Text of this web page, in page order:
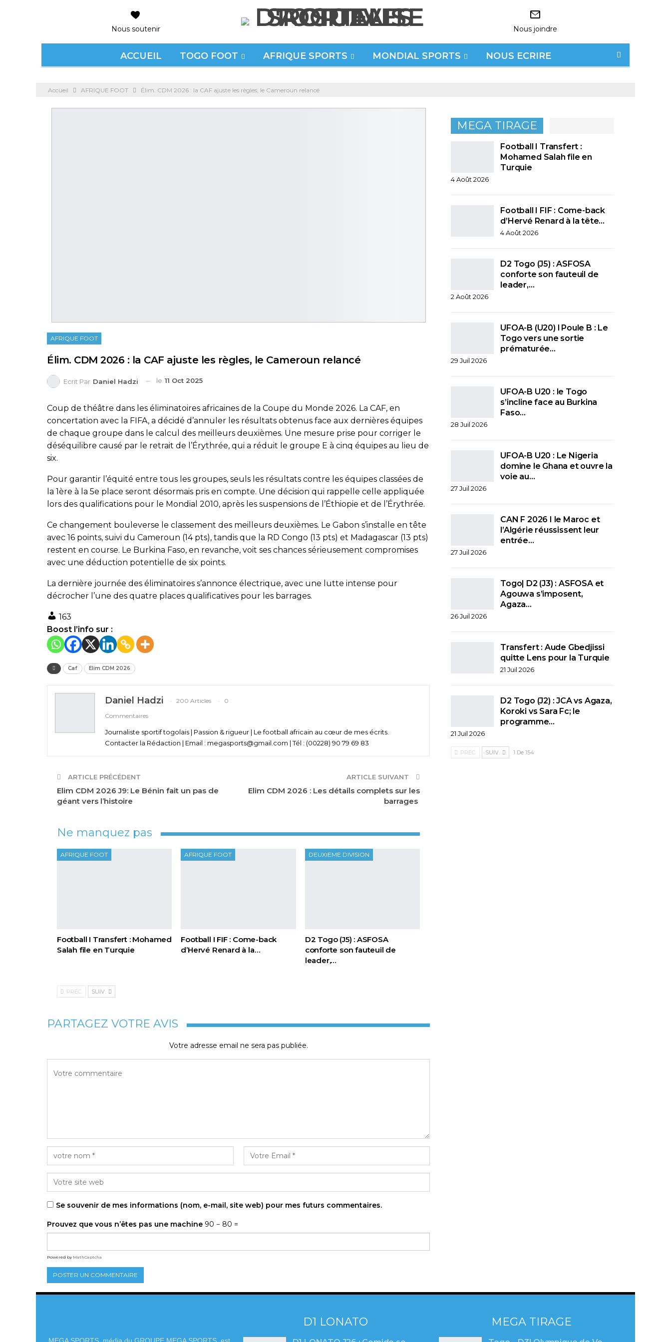
Nous soutenir Nous joindre
ACCUEIL TOGO FOOT AFRIQUE SPORTS MONDIAL SPORTS NOUS ECRIRE
Accueil AFRIQUE FOOT Élim. CDM 2026 : la CAF ajuste les règles, le Cameroun relancé
AFRIQUE FOOT
Élim. CDM 2026 : la CAF ajuste les règles, le Cameroun relancé
Ecrit Par Daniel Hadzi le 11 Oct 2025
Coup de théâtre dans les éliminatoires africaines de la Coupe du Monde 2026. La CAF, en
concertation avec la FIFA, a décidé d’annuler les résultats obtenus face aux dernières équipes
de chaque groupe dans le calcul des meilleurs deuxièmes. Une mesure prise pour corriger le
déséquilibre causé par le retrait de l’Érythrée, qui a réduit le groupe E à cinq équipes au lieu de
six.
Pour garantir l’équité entre tous les groupes, seuls les résultats contre les équipes classées de
la 1ère à la 5e place seront désormais pris en compte. Une décision qui rappelle celle appliquée
lors des qualifications pour le Mondial 2010, après les suspensions de l’Éthiopie et de l’Érythrée.
Ce changement bouleverse le classement des meilleurs deuxièmes. Le Gabon s’installe en tête
avec 16 points, suivi du Cameroun (14 pts), tandis que la RD Congo (13 pts) et Madagascar (13 pts)
restent en course. Le Burkina Faso, en revanche, voit ses chances sérieusement compromises
avec une déduction potentielle de six points.
La dernière journée des éliminatoires s’annonce électrique, avec une lutte intense pour
décrocher l’une des quatre places qualificatives pour les barrages.
163
Boost l’info sur :
Caf Elim CDM 2026
Daniel Hadzi 200 Articles
0
Commentaires
Journaliste sportif togolais | Passion & rigueur | Le football africain au cœur de mes écrits.
Contacter la Rédaction | Email : megasports@gmail.com | Tél : (00228) 90 79 69 83
ARTICLE PRÉCÉDENT
Elim CDM 2026 J9: Le Bénin fait un pas de
géant vers l’histoire
ARTICLE SUIVANT
Elim CDM 2026 : Les détails complets sur les
barrages
Ne manquez pas
AFRIQUE FOOT
Football I Transfert : Mohamed
Salah file en Turquie
AFRIQUE FOOT
Football I FIF : Come-back
d’Hervé Renard à la…
DEUXIEME DIVISION
D2 Togo (J5) : ASFOSA
conforte son fauteuil de
leader,…
PRÉC. SUIV.
PARTAGEZ VOTRE AVIS
Votre adresse email ne sera pas publiée.
Se souvenir de mes informations (nom, e-mail, site web) pour mes futurs commentaires.
Prouvez que vous n’êtes pas une machine 90 − 80 =
Powered by MathCaptcha
MEGA TIRAGE
Football I Transfert :
Mohamed Salah file en
Turquie
4 Août 2026
Football I FIF : Come-back
d’Hervé Renard à la tête…
4 Août 2026
D2 Togo (J5) : ASFOSA
conforte son fauteuil de
leader,…
2 Août 2026
UFOA-B (U20) l Poule B : Le
Togo vers une sortie
prématurée…
29 Juil 2026
UFOA-B U20 : le Togo
s’incline face au Burkina
Faso…
28 Juil 2026
UFOA-B U20 : Le Nigeria
domine le Ghana et ouvre la
voie au…
27 Juil 2026
CAN F 2026 I le Maroc et
l’Algérie réussissent leur
entrée…
27 Juil 2026
Togo| D2 (J3) : ASFOSA et
Agouwa s’imposent,
Agaza…
26 Juil 2026
Transfert : Aude Gbedjissi
quitte Lens pour la Turquie
21 Juil 2026
D2 Togo (J2) : JCA vs Agaza,
Koroki vs Sara Fc; le
programme…
21 Juil 2026
PRÉC. SUIV. 1 De 154
D1 LONATO MEGA TIRAGE